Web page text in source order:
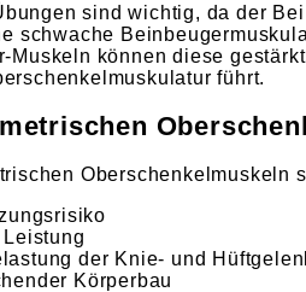
sind wichtig, da der
schwache
Muskeln können diese
führt.
Oberschenkelmuskeln
der Knie- und
Körperbau